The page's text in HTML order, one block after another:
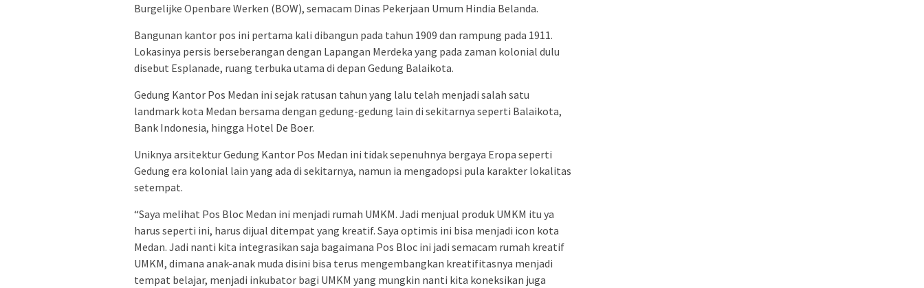
Burgelijke Openbare Werken (BOW), semacam Dinas Pekerjaan Umum Hindia Belanda.
Bangunan kantor pos ini pertama kali dibangun pada tahun 1909 dan rampung pada 1911.
Lokasinya persis berseberangan dengan Lapangan Merdeka yang pada zaman kolonial dulu
disebut Esplanade, ruang terbuka utama di depan Gedung Balaikota.
Gedung Kantor Pos Medan ini sejak ratusan tahun yang lalu telah menjadi salah satu
landmark kota Medan bersama dengan gedung-gedung lain di sekitarnya seperti Balaikota,
Bank Indonesia, hingga Hotel De Boer.
Uniknya arsitektur Gedung Kantor Pos Medan ini tidak sepenuhnya bergaya Eropa seperti
Gedung era kolonial lain yang ada di sekitarnya, namun ia mengadopsi pula karakter lokalitas
setempat.
“Saya melihat Pos Bloc Medan ini menjadi rumah UMKM. Jadi menjual produk UMKM itu ya
harus seperti ini, harus dijual ditempat yang kreatif. Saya optimis ini bisa menjadi icon kota
Medan. Jadi nanti kita integrasikan saja bagaimana Pos Bloc ini jadi semacam rumah kreatif
UMKM, dimana anak-anak muda disini bisa terus mengembangkan kreatifitasnya menjadi
tempat belajar, menjadi inkubator bagi UMKM yang mungkin nanti kita koneksikan juga